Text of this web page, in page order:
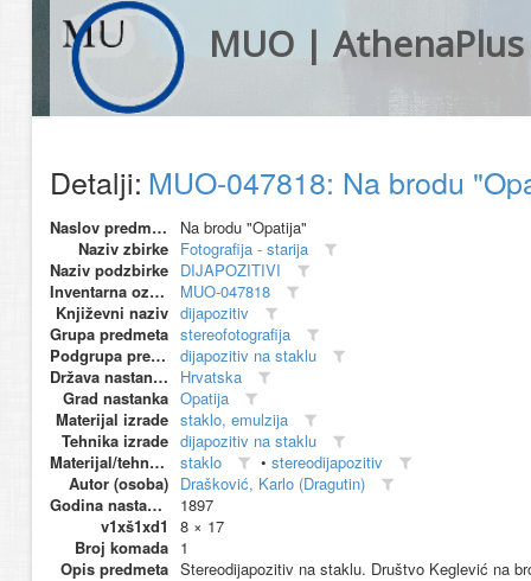
MUO | AthenaPlus
Detalji: MUO-047818: Na brodu
Naslov predmeta
Na brodu "Opatija"
Naziv zbirke Fotografija - starija
Naziv podzbirke DIJAPOZITIVI
Inventarna oznaka
MUO-047818
Književni naziv dijapozitiv
Grupa predmeta stereofotografija
Podgrupa predmeta
dijapozitiv na staklu
Država nastanka
Hrvatska
Grad nastanka Opatija
Materijal izrade staklo, emulzija
Tehnika izrade dijapozitiv na staklu
Materijal/tehnika
staklo • stereodijapozitiv
Autor (osoba) Drašković, Karlo (Dragutin)
Godina nastanka
1897
v1xš1xd1
8 × 17
Broj komada 1
Opis predmeta Stereodijapozitiv na staklu. Društvo Keglević na